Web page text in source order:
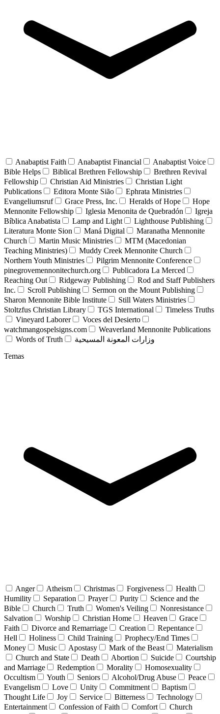
Anabaptist Faith Anabaptist Financial
Anabaptist Voice
Bible Helps
Biblical Brethren Fellowship
Brethren Revival
Fellowship
Christian Aid Ministries
Christian Light
Publications
Editora Monte Sião
Ephrata Ministries
Evangeliumsruf
Grace Press, Inc. Heralds of Hope
Hope
Mennonite Fellowship
Iglesia Menonita de Quebradón
Igreja
Bíblica Anabatista
Lamp and Light
Lighthouse Publishing
Literatura Monte Sion
Maná Digital
Maranatha Mennonite
Church
Martin Music Ministries
MTM (Macedonian
Teaching Ministries)
Muddy Creek Mennonite Church
Northern Youth Ministries
Pilgrim Mennonite Conference
pinegrovemennonitechurch.org
Publicadora La Merced
Reaching Out
Ridgeway Publishing
Rod and Staff Publishers
Inc.
Scroll Publishing
Sermon on the Mount Publishing
Sharon Mennonite Bible Institute
Still Waters Ministries
Stoltzfus Christian Library
TGS International
Timeless Truths
Vineyard Laborer
Voces del Desierto
watchmangospelsigns.com
Weaverland Mennonite Publications
Words of Truth
وزارات المعونة المسيحية
Temas
Anger Atheism Christmas Forgiveness
Health
Humility
Separation Prayer Purity
Science and the
Bible
Church Truth Women's Veiling
Nonresistance
Salvation
Worship Christian Home Heaven
Grace
Faith
Divorce and Remarriage Creation
Repentance
Hell
Holiness Child Training
Prophecy/End Times
Money
Music Apostasy Mark of the Beast
Materialism
Church and State
Death Abortion Suicide
Courtship
and Marriage
Redemption Morality
Homosexuality
Occultism
Youth Seniors Alcohol/Drug Abuse
Peace
Evangelism
Love Unity Commitment
Baptism
Thought Life
Joy Service Bitterness
Technology
Entertainment
Confession of Faith Comfort
Church